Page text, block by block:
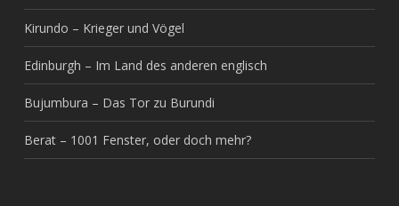
Kirundo – Krieger und Vögel
Edinburgh – Im Land des anderen englisch
Bujumbura – Das Tor zu Burundi
Berat – 1001 Fenster, oder doch mehr?